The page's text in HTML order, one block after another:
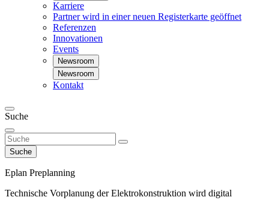
Karriere
Partnerwird in einer neuen Registerkarte geöffnet
Referenzen
Innovationen
Events
Newsroom
Newsroom
Kontakt
Suche
Suche
Eplan Preplanning
Technische Vorplanung der Elektrokonstruktion wird digital